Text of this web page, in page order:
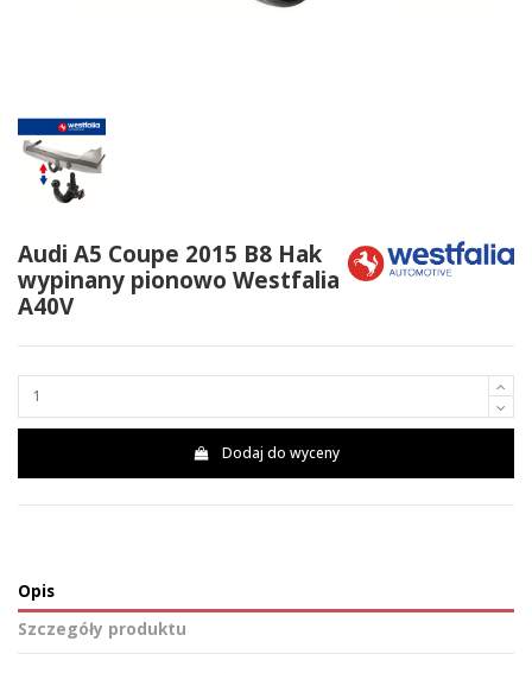
Audi A5 Coupe 2015 B8 Hak
wypinany pionowo Westfalia
A40V
Dodaj do wyceny
Opis
Szczegóły produktu